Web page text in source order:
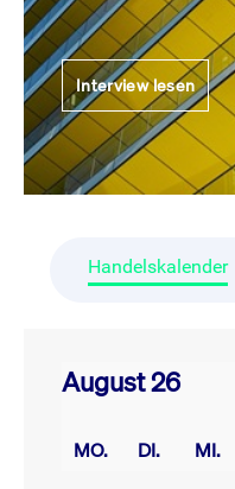
Interview lesen
Handelskalender
August 26
MO. DI. MI.